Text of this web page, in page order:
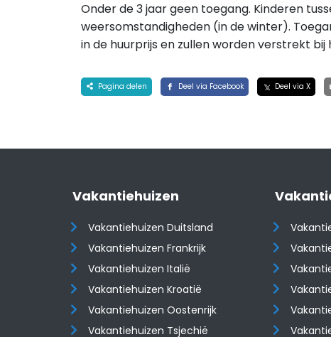
Onder de 3 jaar geen toegang. Kinderen
weersomstandigheden (in de winter).
in de huurprijs en zullen worden verstrekt bij
Pagina delen Deel via Facebook Deel via X
Vakantiehuizen
Vakantiehuizen Duitsland
Vakantiehuizen Frankrijk
Vakantiehuizen Italië
Vakantiehuizen Kroatië
​​​​​​​Vakantiehuizen Oostenrijk
Vakantiehuizen Tsjechië